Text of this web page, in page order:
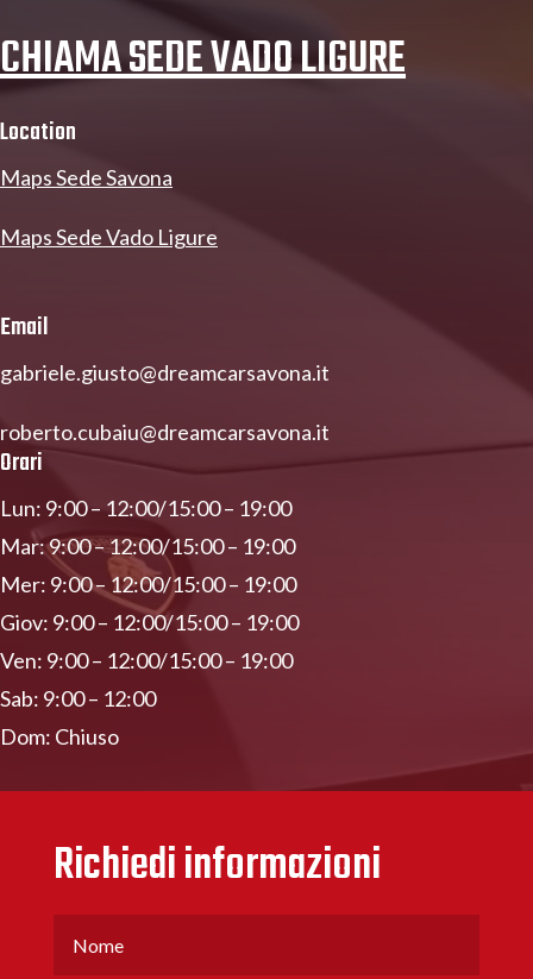
CHIAMA SEDE VADO LIGURE
Location
Maps Sede Savona
Maps Sede Vado Ligure
Email
gabriele.giusto@dreamcarsavona.it
roberto.cubaiu@dreamcarsavona.it
Orari
Lun: 9:00 – 12:00/15:00 – 19:00
Mar: 9:00 – 12:00/15:00 – 19:00
Mer: 9:00 – 12:00/15:00 – 19:00
Giov: 9:00 – 12:00/15:00 – 19:00
Ven: 9:00 – 12:00/15:00 – 19:00
Sab: 9:00 – 12:00
Dom: Chiuso
Richiedi informazioni